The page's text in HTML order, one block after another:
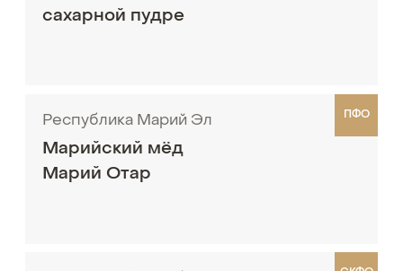
сахарной пудре
Марийский мёд
Марий Отар
Республика Марий Эл ПФО